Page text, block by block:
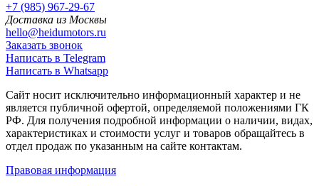
+7 (985) 967-29-67
Доставка из Москвы
hello@heidumotors.ru
Заказать звонок
Написать в Telegram
Написать в Whatsapp
Сайт носит исключительно информационный характер и не
является публичной офертой, определяемой положениями ГК
РФ. Для получения подробной информации о наличии, видах,
характеристиках и стоимости услуг и товаров обращайтесь в
отдел продаж по указанным на сайте контактам.
Правовая информация